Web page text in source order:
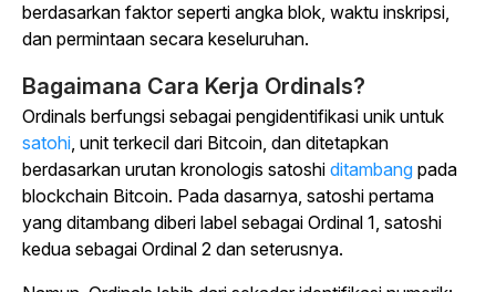
berdasarkan faktor seperti angka blok, waktu inskripsi,
dan permintaan secara keseluruhan.
Bagaimana Cara Kerja Ordinals?
Ordinals berfungsi sebagai pengidentifikasi unik untuk
satohi, unit terkecil dari Bitcoin, dan ditetapkan
berdasarkan urutan kronologis satoshi ditambang pada
blockchain Bitcoin. Pada dasarnya, satoshi pertama
yang ditambang diberi label sebagai Ordinal 1, satoshi
kedua sebagai Ordinal 2 dan seterusnya.